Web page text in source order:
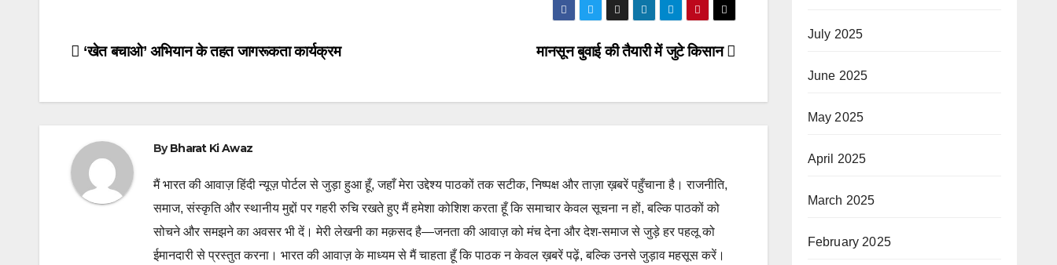
Post
मानसून बुवाई की तैयारी में जुटे किसान
‘खेत बचाओ’ अभियान के तहत जागरूकता कार्यक्रम
ByBharat Ki Awaz
मैं भारत की आवाज़ हिंदी न्यूज़ पोर्टल से जुड़ा हुआ हूँ, जहाँ मेरा उद्देश्य पाठकों तक सटीक, निष्पक्ष और ताज़ा ख़बरें पहुँचाना है। राजनीति,
समाज, संस्कृति और स्थानीय मुद्दों पर गहरी रुचि रखते हुए मैं हमेशा कोशिश करता हूँ कि समाचार केवल सूचना न हों, बल्कि पाठकों को
सोचने और समझने का अवसर भी दें। मेरी लेखनी का मक़सद है—जनता की आवाज़ को मंच देना और देश-समाज से जुड़े हर पहलू को
ईमानदारी से प्रस्तुत करना। भारत की आवाज़ के माध्यम से मैं चाहता हूँ कि पाठक न केवल ख़बरें पढ़ें, बल्कि उनसे जुड़ाव महसूस करें।
July 2025
June 2025
May 2025
April 2025
March 2025
February 2025